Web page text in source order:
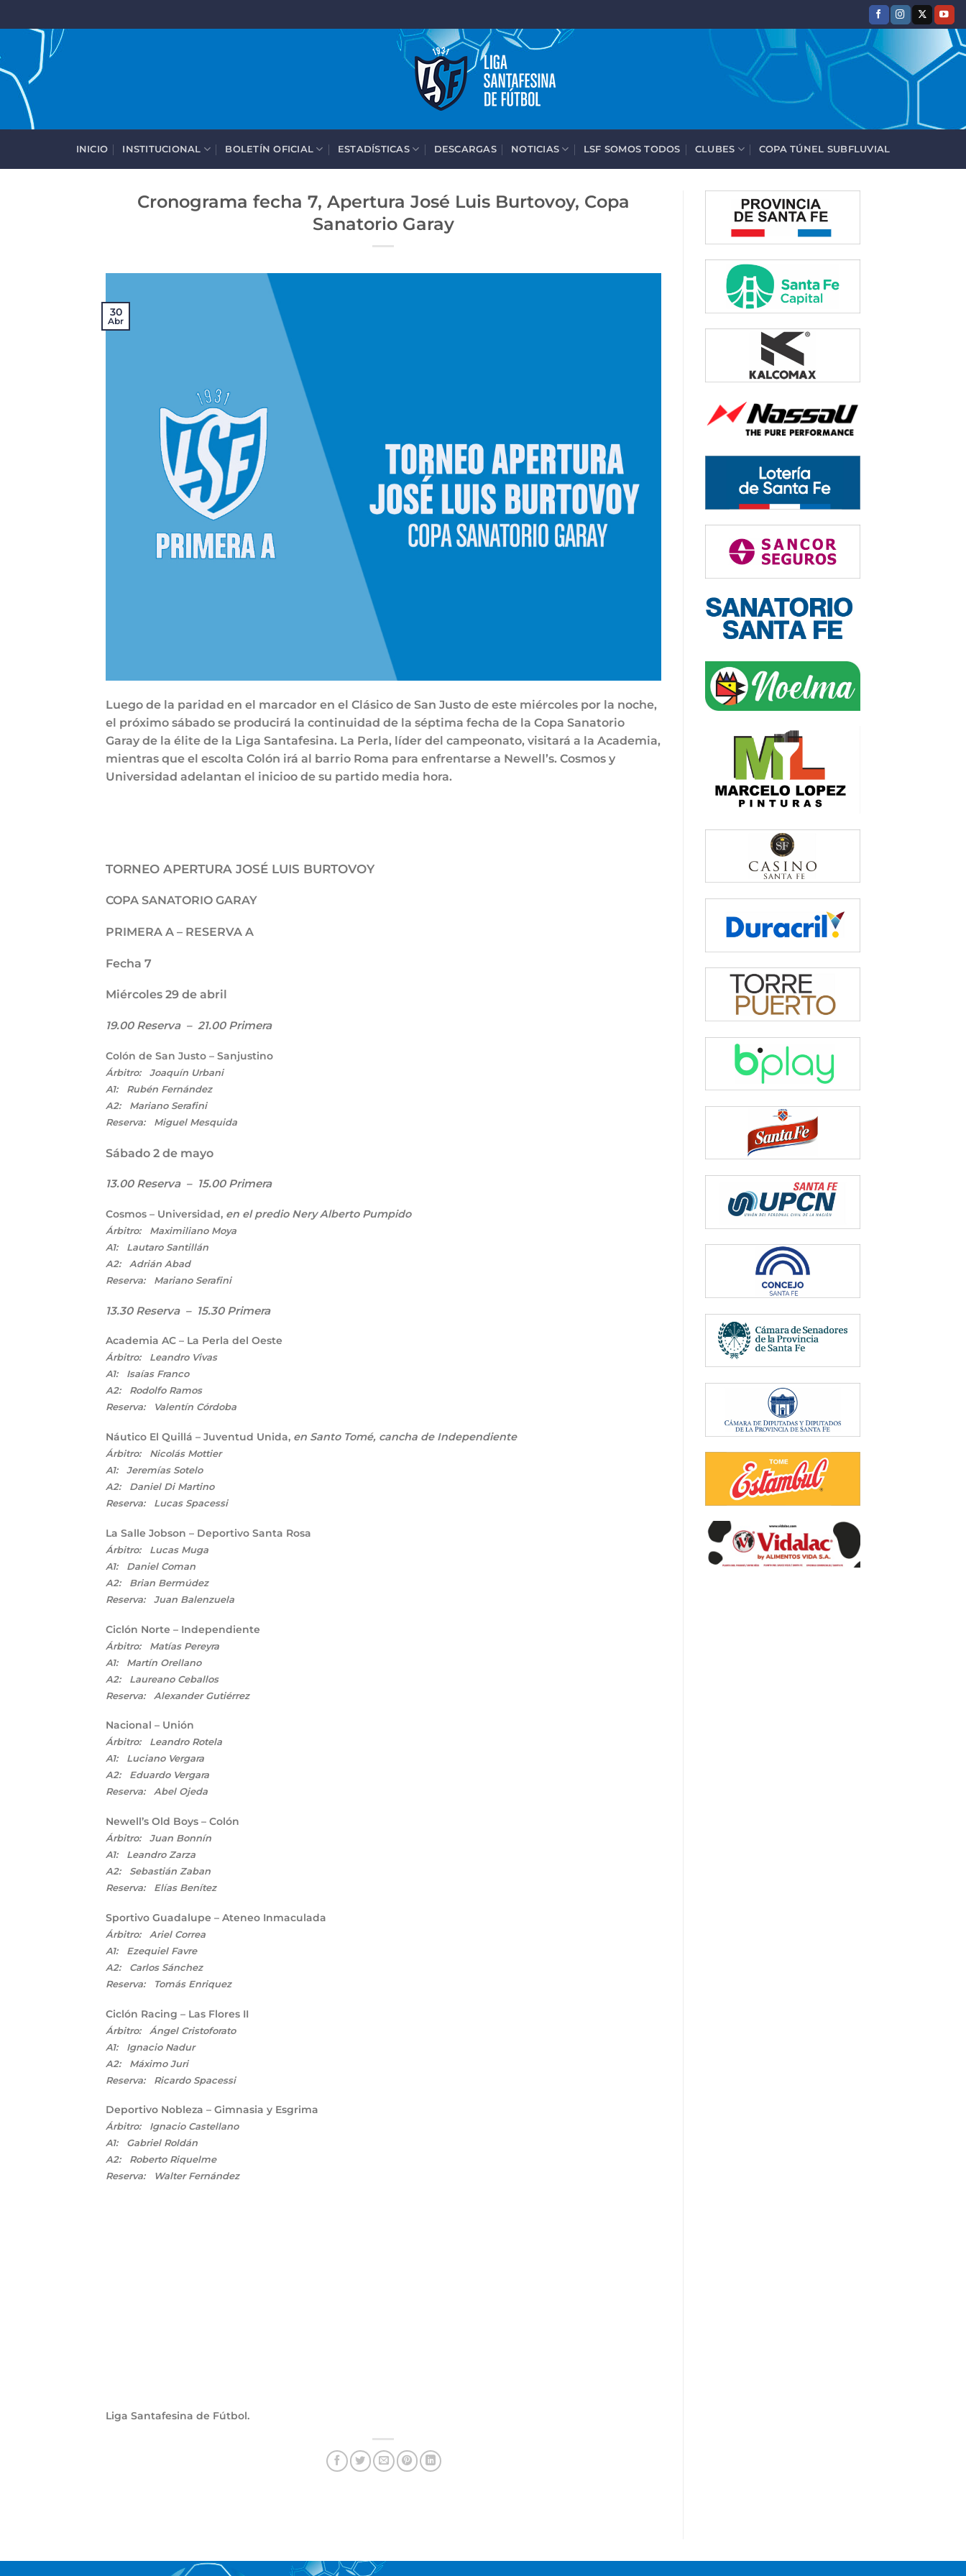
contenido
INICIO INSTITUCIONAL BOLETÍN OFICIAL ESTADÍSTICAS DESCARGAS NOTICIAS LSF SOMOS TODOS CLUBES COPA TÚNEL SUBFLUVIAL
Cronograma fecha 7, Apertura José Luis Burtovoy, Copa
Sanatorio Garay
30
Abr
Luego de la paridad en el marcador en el Clásico de San Justo de este miércoles por la noche,
el próximo sábado se producirá la continuidad de la séptima fecha de la Copa Sanatorio
Garay de la élite de la Liga Santafesina. La Perla, líder del campeonato, visitará a la Academia,
mientras que el escolta Colón irá al barrio Roma para enfrentarse a Newell’s. Cosmos y
Universidad adelantan el inicioo de su partido media hora.
TORNEO APERTURA JOSÉ LUIS BURTOVOY
COPA SANATORIO GARAY
PRIMERA A – RESERVA A
Fecha 7
Miércoles 29 de abril
19.00 Reserva – 21.00 Primera
Colón de San Justo – Sanjustino
Árbitro: Joaquín Urbani
A1: Rubén Fernández
A2: Mariano Serafini
Reserva: Miguel Mesquida
Sábado 2 de mayo
13.00 Reserva – 15.00 Primera
Cosmos – Universidad, en el predio Nery Alberto Pumpido
Árbitro: Maximiliano Moya
A1: Lautaro Santillán
A2: Adrián Abad
Reserva: Mariano Serafini
13.30 Reserva – 15.30 Primera
Academia AC – La Perla del Oeste
Árbitro: Leandro Vivas
A1: Isaías Franco
A2: Rodolfo Ramos
Reserva: Valentín Córdoba
Náutico El Quillá – Juventud Unida, en Santo Tomé, cancha de Independiente
Árbitro: Nicolás Mottier
A1: Jeremías Sotelo
A2: Daniel Di Martino
Reserva: Lucas Spacessi
La Salle Jobson – Deportivo Santa Rosa
Árbitro: Lucas Muga
A1: Daniel Coman
A2: Brian Bermúdez
Reserva: Juan Balenzuela
Ciclón Norte – Independiente
Árbitro: Matías Pereyra
A1: Martín Orellano
A2: Laureano Ceballos
Reserva: Alexander Gutiérrez
Nacional – Unión
Árbitro: Leandro Rotela
A1: Luciano Vergara
A2: Eduardo Vergara
Reserva: Abel Ojeda
Newell’s Old Boys – Colón
Árbitro: Juan Bonnín
A1: Leandro Zarza
A2: Sebastián Zaban
Reserva: Elías Benítez
Sportivo Guadalupe – Ateneo Inmaculada
Árbitro: Ariel Correa
A1: Ezequiel Favre
A2: Carlos Sánchez
Reserva: Tomás Enriquez
Ciclón Racing – Las Flores II
Árbitro: Ángel Cristoforato
A1: Ignacio Nadur
A2: Máximo Juri
Reserva: Ricardo Spacessi
Deportivo Nobleza – Gimnasia y Esgrima
Árbitro: Ignacio Castellano
A1: Gabriel Roldán
A2: Roberto Riquelme
Reserva: Walter Fernández
Liga Santafesina de Fútbol.